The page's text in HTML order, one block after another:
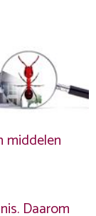
middelen
Daarom